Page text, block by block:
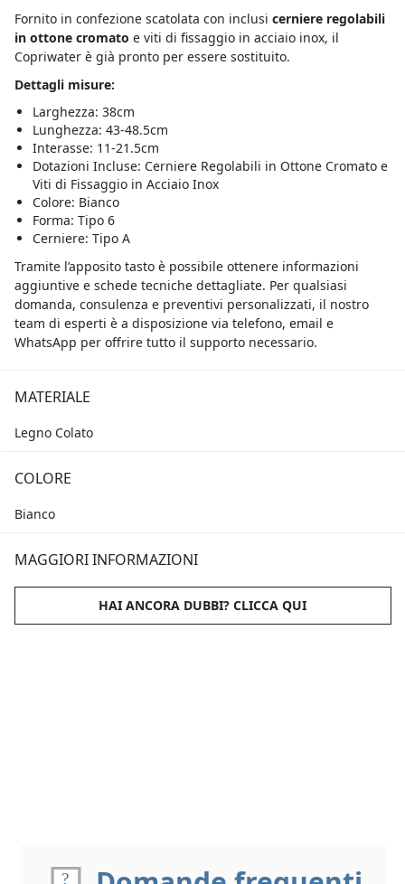
Fornito in confezione scatolata con inclusi cerniere regolabili
in ottone cromato e viti di fissaggio in acciaio inox, il
Copriwater è già pronto per essere sostituito.
Dettagli misure:
Larghezza: 38cm
Lunghezza: 43-48.5cm
Interasse: 11-21.5cm
Dotazioni Incluse: Cerniere Regolabili in Ottone Cromato e
Viti di Fissaggio in Acciaio Inox
Colore: Bianco
Forma: Tipo 6
Cerniere: Tipo A
Tramite l’apposito tasto è possibile ottenere informazioni
aggiuntive e schede tecniche dettagliate. Per qualsiasi
domanda, consulenza e preventivi personalizzati, il nostro
team di esperti è a disposizione via telefono, email e
WhatsApp per offrire tutto il supporto necessario.
MATERIALE
Legno Colato
COLORE
Bianco
MAGGIORI INFORMAZIONI
HAI ANCORA DUBBI? CLICCA QUI